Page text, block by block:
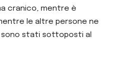
cranico, mentre è
le altre persone ne
sono stati sottoposti al